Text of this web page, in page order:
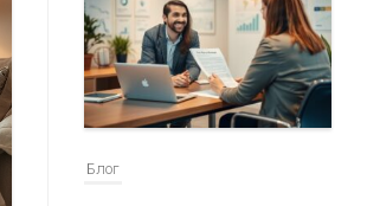
Блог